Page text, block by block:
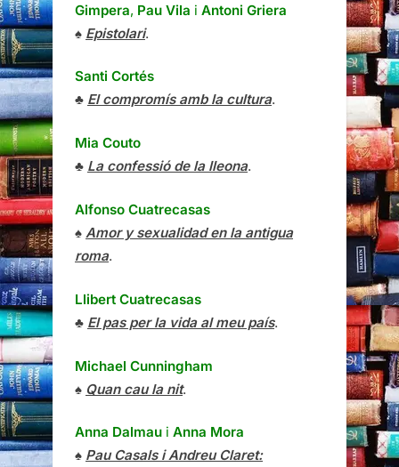
Gimpera, Pau Vila i Antoni Griera
♠ Epistolari.
Santi Cortés
♣ El compromís amb la cultura.
Mia Couto
♣ La confessió de la lleona.
Alfonso Cuatrecasas
♠ Amor y sexualidad en la antigua
roma.
Llibert Cuatrecasas
♣ El pas per la vida al meu país.
Michael Cunningham
♠ Quan cau la nit.
Anna Dalmau i Anna Mora
♠ Pau Casals i Andreu Claret: